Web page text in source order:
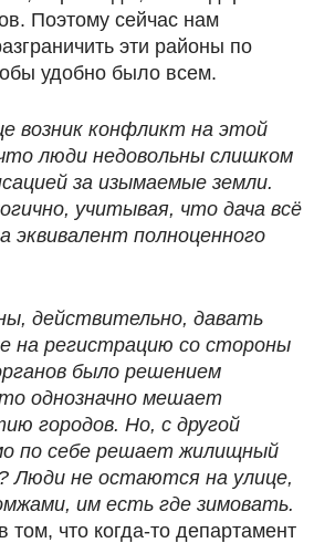
Поэтому сейчас нам
эти районы по
удобно было всем.
возник конфликт на этой
люди недовольны слишком
за изымаемые земли.
учитывая, что дача всё
эквивалент полноценного
действительно, давать
на регистрацию со стороны
было решением
однозначно мешает
городов. Но, с другой
по себе решает жилищный
Люди не остаются на улице,
им есть где зимовать.
что когда-то департамент